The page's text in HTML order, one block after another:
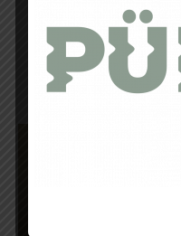
d’une façon
soutiens-
poitrine ne
contrairement
pensé, cela
de la